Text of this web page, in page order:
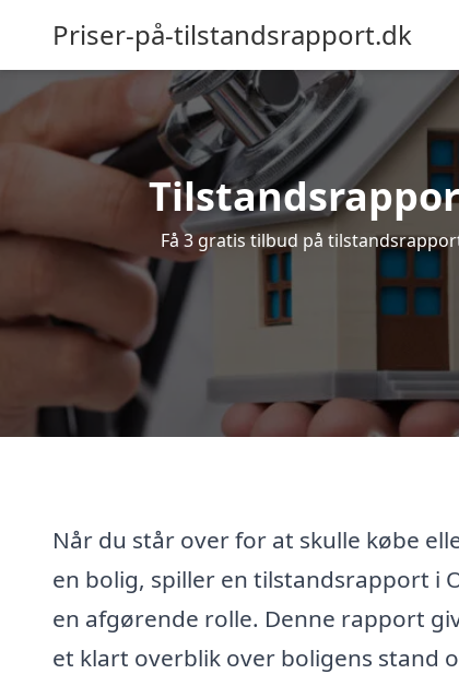
Priser-på-tilstandsrapport.dk
Få 3 gratis tilbud på
Når du står over for at skulle købe
en bolig, spiller en tilstandsrapport i
en afgørende rolle. Denne rapport
et klart overblik over boligens stand